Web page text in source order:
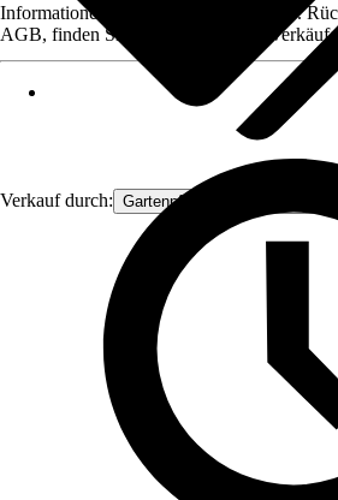
Verkauf durch: Gartenpflanzen Ammerland
Informationen des Verkäufers, wie z. B.
AGB, finden Sie bei Klick auf den